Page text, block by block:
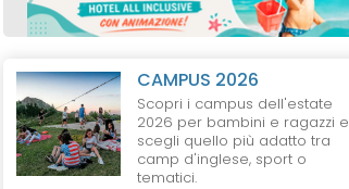
CAMPUS 2026
Scopri i campus dell'estate
2026 per bambini e ragazzi e
scegli quello più adatto tra
camp d'inglese, sport o
tematici.